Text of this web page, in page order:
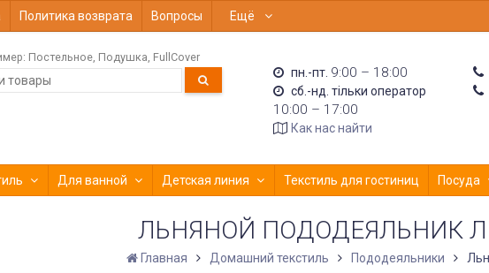
Политика возврата Вопросы Ещё
Постельное Подушка FullCover
пн.-пт. 9:00 – 18:00
сб.-нд. тільки оператор
10:00 – 17:00
Как нас найти
Для ванной Детская линия Текстиль для гостиниц Посуда
ЛЬНЯНОЙ ПОДОДЕЯЛЬНИК
Главная Домашний текстиль Пододеяльники